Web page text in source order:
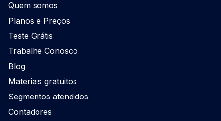
Quem somos
Planos e Preços
Teste Grátis
Trabalhe Conosco
Blog
Materiais gratuitos
Segmentos atendidos
Contadores